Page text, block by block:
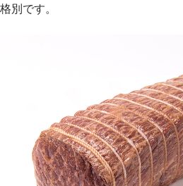
格別です。